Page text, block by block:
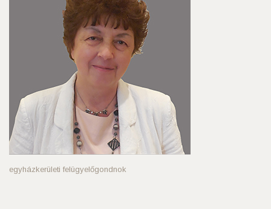
egyházkerületi felügyelőgondnok